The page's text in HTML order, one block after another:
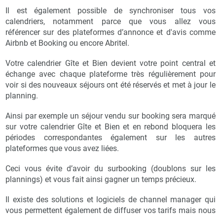
Il est également possible de synchroniser tous vos
calendriers, notamment parce que vous allez vous
référencer sur des plateformes d’annonce et d'avis comme
Airbnb et Booking ou encore Abritel.
Votre calendrier Gîte et Bien devient votre point central et
échange avec chaque plateforme très régulièrement pour
voir si des nouveaux séjours ont été réservés et met à jour le
planning.
Ainsi par exemple un séjour vendu sur booking sera marqué
sur votre calendrier Gîte et Bien et en rebond bloquera les
périodes correspondantes également sur les autres
plateformes que vous avez liées.
Ceci vous évite d’avoir du surbooking (doublons sur les
plannings) et vous fait ainsi gagner un temps précieux.
Il existe des solutions et logiciels de channel manager qui
vous permettent également de diffuser vos tarifs mais nous